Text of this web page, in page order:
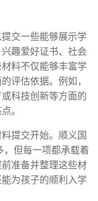
交一些能够展示学
趣爱好证书、社会
料不仅能够丰富学
评估依据。例如，
科技创新等方面的
。
提交开始。顺义国
，但每一项都承载着
准备并整理这些材
为孩子的顺利入学